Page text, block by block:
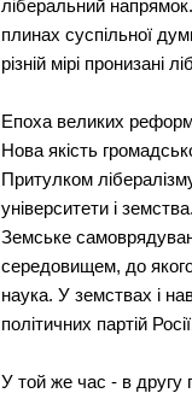
ліберальний
плинах суспільної
різній мірі пронизані
Епоха великих реформ
Нова якість
Притулком
університети і
Земське
середовищем, до якого
наука. У земствах і
політичних партій
У той же час - в другу